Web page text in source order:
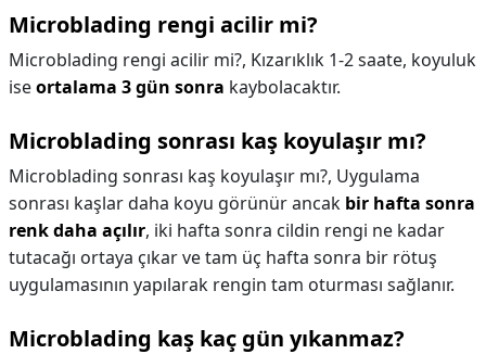
Microblading rengi acilir mi?
Microblading rengi acilir mi?, Kızarıklık 1-2 saate, koyuluk
iseortalama 3 gün sonra kaybolacaktır.
Microblading sonrası kaş koyulaşır mı?
Microblading sonrası kaş koyulaşır mı?, Uygulama
sonrası kaşlar daha koyu görünür ancak bir hafta sonra
renk daha açılır, iki hafta sonra cildin rengi ne kadar
tutacağı ortaya çıkar ve tam üç hafta sonra bir rötuş
uygulamasının yapılarak rengin tam oturması sağlanır.
Microblading kaş kaç gün yıkanmaz?